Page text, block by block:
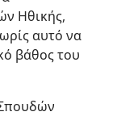
Ηθικής,
αυτό να
βάθος του